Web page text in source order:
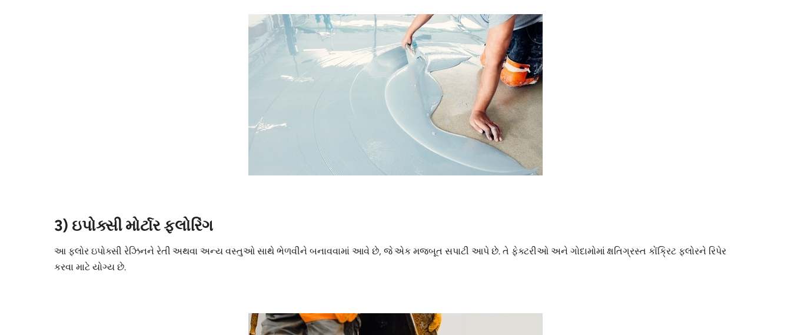
3) ઇપોક્સી મોર્ટાર ફ્લોરિંગ
આ ફ્લોર ઇપોક્સી રેઝિનને રેતી અથવા અન્ય વસ્તુઓ સાથે ભેળવીને બનાવવામાં આવે છે, જે એક મજબૂત સપાટી આપે છે. તે ફેક્ટરીઓ અને ગોદામોમાં ક્ષતિગ્રસ્ત કોંક્રિટ ફ્લોરને રિપેર
કરવા માટે યોગ્ય છે.